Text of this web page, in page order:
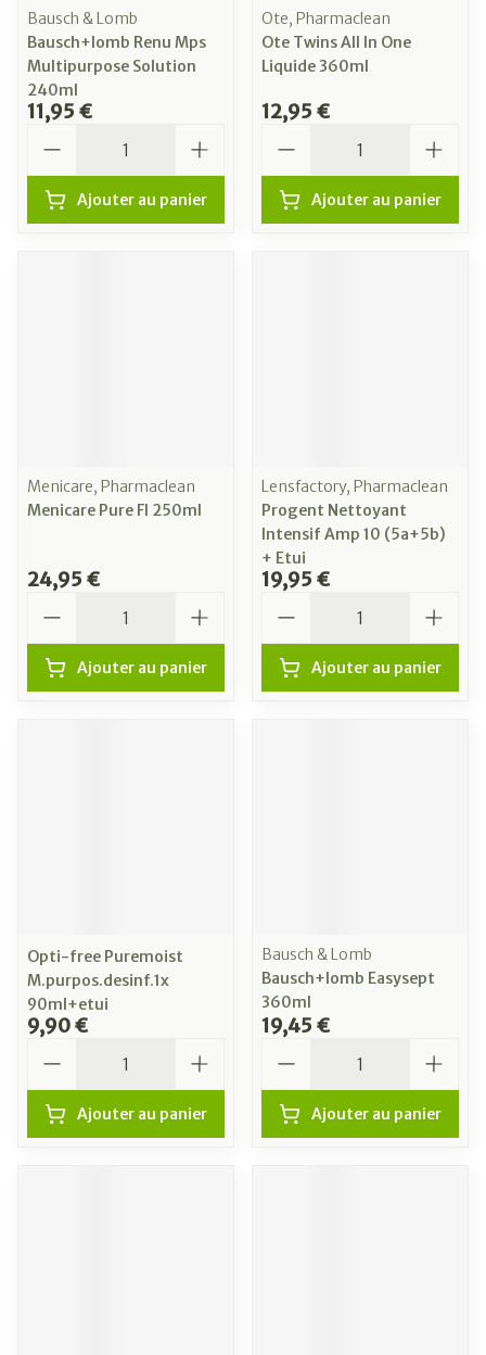
Bausch & Lomb
Bausch+lomb Renu Mps
Multipurpose Solution
240ml
11,95 €
Ajouter au panier
Ote, Pharmaclean
Ote Twins All In One
Liquide 360ml
12,95 €
Ajouter au panier
Menicare, Pharmaclean
Menicare Pure Fl 250ml
24,95 €
Ajouter au panier
Lensfactory, Pharmaclean
Progent Nettoyant
Intensif Amp 10 (5a+5b)
+ Etui
19,95 €
Ajouter au panier
Opti-free Puremoist
M.purpos.desinf.1x
90ml+etui
9,90 €
Ajouter au panier
Bausch & Lomb
Bausch+lomb Easysept
360ml
19,45 €
Ajouter au panier